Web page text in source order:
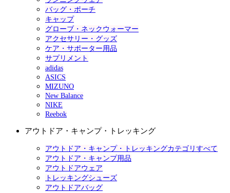
バッグ・ポーチ
キャップ
グローブ・ネックウォーマー
アクセサリー・グッズ
ケア・サポーター用品
サプリメント
adidas
ASICS
MIZUNO
New Balance
NIKE
Reebok
アウトドア・キャンプ・トレッキング
アウトドア・キャンプ・トレッキングカテゴリすべて
アウトドア・キャンプ用品
アウトドアウェア
トレッキングシューズ
アウトドアバッグ